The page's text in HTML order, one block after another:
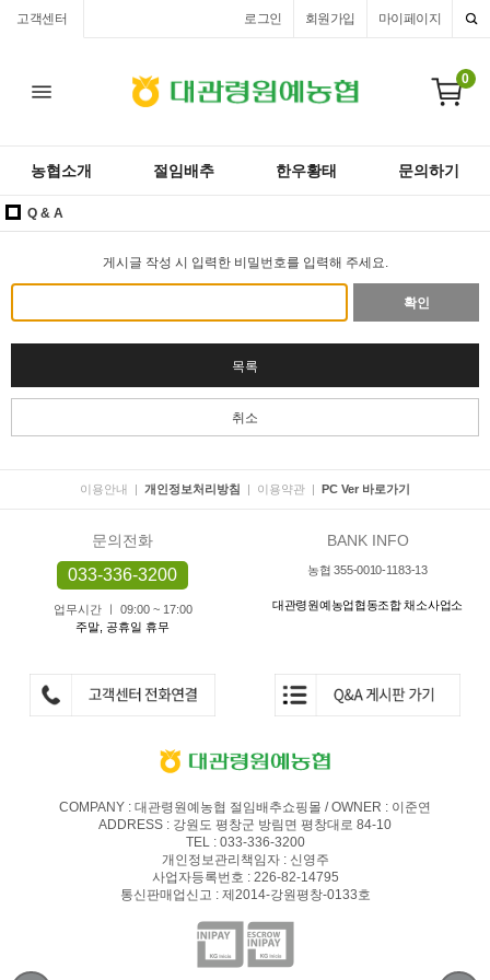
고객센터 마이페이지
회원가입
로그인
0
농협소개 절임배추 한우황태 문의하기
Q & A
게시글 작성 시 입력한 비밀번호를 입력해 주세요.
확인
목록
취소
이용안내 | 개인정보처리방침 | 이용약관 | PC Ver 바로가기
문의전화
033-336-3200
업무시간 ㅣ 09:00 ~ 17:00
주말, 공휴일 휴무
BANK INFO
농협 355-0010-1183-13
대관령원예농업협동조합 채소사업소
COMPANY : 대관령원예농협 절임배추쇼핑몰 / OWNER : 이준연
ADDRESS : 강원도 평창군 방림면 평창대로 84-10
TEL : 033-336-3200
개인정보관리책임자 : 신영주
사업자등록번호 : 226-82-14795
통신판매업신고 : 제2014-강원평창-0133호